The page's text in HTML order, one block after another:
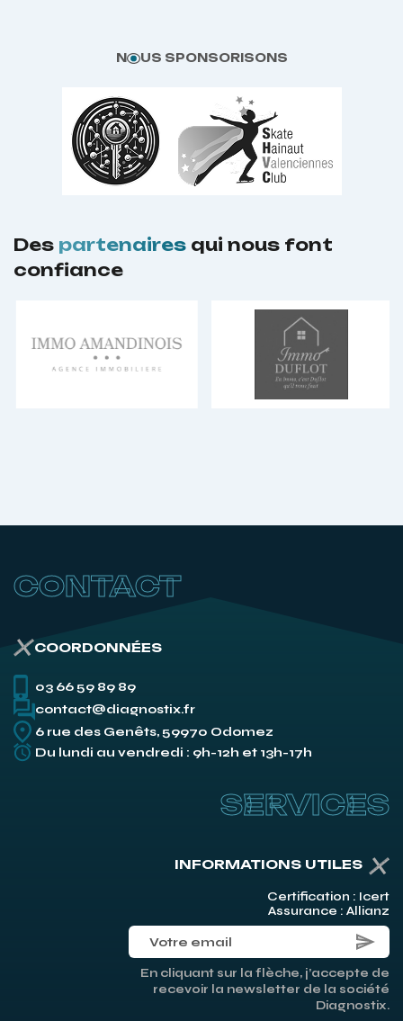
N US SPONSORISONS
Des partenaires qui nous font
confiance
CONTACT
COORDONNÉES
03 66 59 89 89
contact@diagnostix.fr
6 rue des Genêts, 59970 Odomez
Du lundi au vendredi : 9h-12h et 13h-17h
SERVICES
INFORMATIONS UTILES
Certification : Icert
Assurance : Allianz
En cliquant sur la flèche, j’accepte de
recevoir la newsletter de la société
Diagnostix.